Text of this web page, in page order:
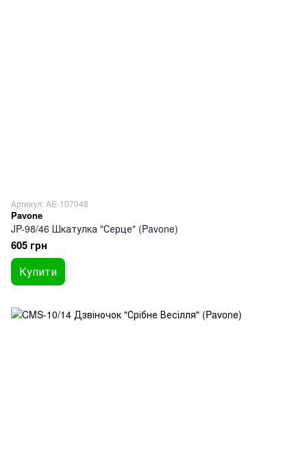
Артикул: AE-107048
Pavone
JP-98/46 Шкатулка "Серце" (Pavone)
605 грн
Купити